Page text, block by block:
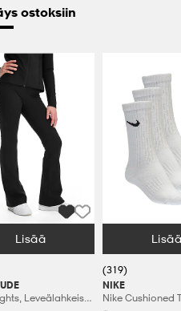
ostoksiin
Koko
Lisää
Leveälahkeiset
Valitse Koko
(319)
NIKE
Nike Cushioned